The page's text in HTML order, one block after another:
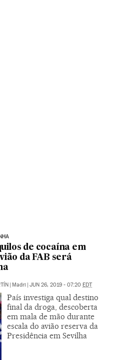
de cocaína em
da FAB será
| Madri | JUN 26, 2019 - 07:20 EDT
País investiga qual destino
final da droga, descoberta
em mala de mão durante
escala do avião reserva da
Presidência em Sevilha